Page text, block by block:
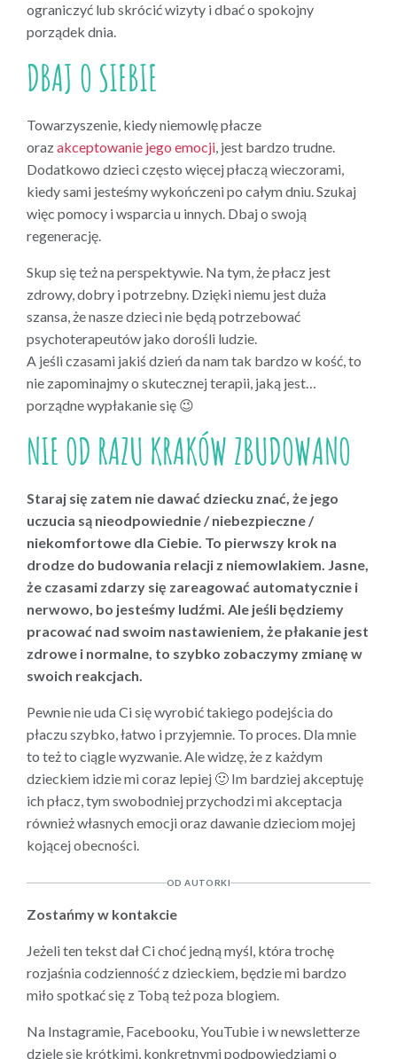
ograniczyć lub skrócić wizyty i dbać o spokojny
porządek dnia.
DBAJ O SIEBIE
Towarzyszenie, kiedy niemowlę płacze
orazakceptowanie jego emocji, jest bardzo trudne.
Dodatkowo dzieci często więcej płaczą wieczorami,
kiedy sami jesteśmy wykończeni po całym dniu. Szukaj
więc pomocy i wsparcia u innych. Dbaj o swoją
regenerację.
Skup się też na perspektywie. Na tym, że płacz jest
zdrowy, dobry i potrzebny. Dzięki niemu jest duża
szansa, że nasze dzieci nie będą potrzebować
psychoterapeutów jako dorośli ludzie.
A jeśli czasami jakiś dzień da nam tak bardzo w kość, to
nie zapominajmy o skutecznej terapii, jaką jest…
porządne wypłakanie się 😉
NIE OD RAZU KRAKÓW ZBUDOWANO
Staraj się zatem nie dawać dziecku znać, że jego
uczucia są nieodpowiednie / niebezpieczne /
niekomfortowe dla Ciebie. To pierwszy krok na
drodze do budowania relacji z niemowlakiem. Jasne,
że czasami zdarzy się zareagować automatycznie i
nerwowo, bo jesteśmy ludźmi. Ale jeśli będziemy
pracować nad swoim nastawieniem, że płakanie jest
zdrowe i normalne, to szybko zobaczymy zmianę w
swoich reakcjach.
Pewnie nie uda Ci się wyrobić takiego podejścia do
płaczu szybko, łatwo i przyjemnie. To proces. Dla mnie
to też to ciągle wyzwanie. Ale widzę, że z każdym
dzieckiem idzie mi coraz lepiej 🙂 Im bardziej akceptuję
ich płacz, tym swobodniej przychodzi mi akceptacja
również własnych emocji oraz dawanie dzieciom mojej
kojącej obecności.
OD AUTORKI
Zostańmy w kontakcie
Jeżeli ten tekst dał Ci choć jedną myśl, która trochę
rozjaśnia codzienność z dzieckiem, będzie mi bardzo
miło spotkać się z Tobą też poza blogiem.
Na Instagramie, Facebooku, YouTubie i w newsletterze
dzielę się krótkimi, konkretnymi podpowiedziami o